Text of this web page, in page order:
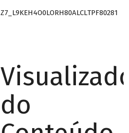
Z7_L9KEH4O0LORH80ALCLTPF80281
Visualizador
do